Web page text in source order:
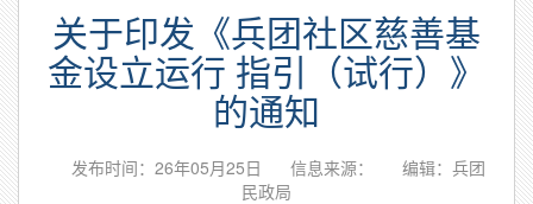
关于印发《兵团社区慈善基
金设立运行 指引（试行）》
的通知
发布时间：26年05月25日 信息来源：
编辑：兵团
民政局